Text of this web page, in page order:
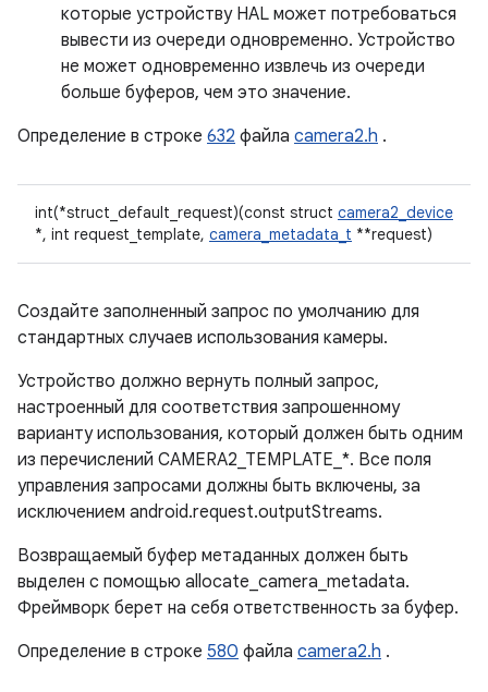
которые устройству HAL может потребоваться
вывести из очереди одновременно. Устройство
не может одновременно извлечь из очереди
больше буферов, чем это значение.
Определение в строке 632 файла camera2.h .
int(*struct_default_request)(const struct camera2_device
*, int request_template, camera_metadata_t **request)
Создайте заполненный запрос по умолчанию для
стандартных случаев использования камеры.
Устройство должно вернуть полный запрос,
настроенный для соответствия запрошенному
варианту использования, который должен быть одним
из перечислений CAMERA2_TEMPLATE_*. Все поля
управления запросами должны быть включены, за
исключением android.request.outputStreams.
Возвращаемый буфер метаданных должен быть
выделен с помощью allocate_camera_metadata.
Фреймворк берет на себя ответственность за буфер.
Определение в строке 580 файла camera2.h .